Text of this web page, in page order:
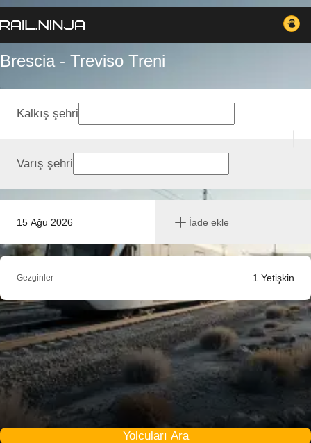
Brescia - Treviso Treni
15 Ağu 2026 İade ekle
Kalkış şehri
Varış şehri
Gezginler 1 Yetişkin
Yolcuları Ara